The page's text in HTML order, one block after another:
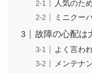
人気のた
ミニクー
故障の心配は
よく言わ
メンテナ